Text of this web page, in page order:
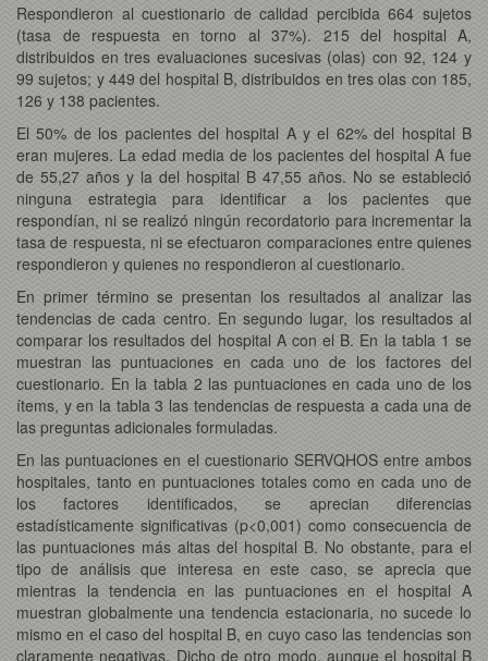
Respondieron al cuestionario de calidad percibida 664 sujetos
(tasa de respuesta en torno al 37%). 215 del hospital A,
distribuidos en tres evaluaciones sucesivas (olas) con 92, 124 y
99 sujetos; y 449 del hospital B, distribuidos en tres olas con 185,
126 y 138 pacientes.
El 50% de los pacientes del hospital A y el 62% del hospital B
eran mujeres. La edad media de los pacientes del hospital A fue
de 55,27 años y la del hospital B 47,55 años. No se estableció
ninguna estrategia para identificar a los pacientes que
respondían, ni se realizó ningún recordatorio para incrementar la
tasa de respuesta, ni se efectuaron comparaciones entre quienes
respondieron y quienes no respondieron al cuestionario.
En primer término se presentan los resultados al analizar las
tendencias de cada centro. En segundo lugar, los resultados al
comparar los resultados del hospital A con el B. En la tabla 1 se
muestran las puntuaciones en cada uno de los factores del
cuestionario. En la tabla 2 las puntuaciones en cada uno de los
ítems, y en la tabla 3 las tendencias de respuesta a cada una de
las preguntas adicionales formuladas.
En las puntuaciones en el cuestionario SERVQHOS entre ambos
hospitales, tanto en puntuaciones totales como en cada uno de
los factores identificados, se aprecian diferencias
estadísticamente significativas (p<0,001) como consecuencia de
las puntuaciones más altas del hospital B. No obstante, para el
tipo de análisis que interesa en este caso, se aprecia que
mientras la tendencia en las puntuaciones en el hospital A
muestran globalmente una tendencia estacionaria, no sucede lo
mismo en el caso del hospital B, en cuyo caso las tendencias son
claramente negativas. Dicho de otro modo, aunque el hospital B